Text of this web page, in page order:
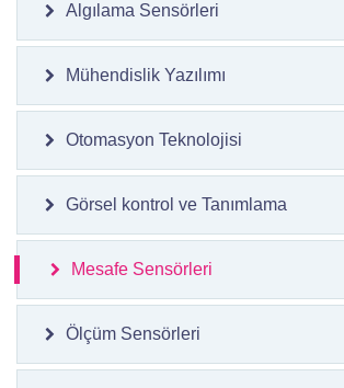
Algılama Sensörleri
Mühendislik Yazılımı
Otomasyon Teknolojisi
Görsel kontrol ve Tanımlama
Mesafe Sensörleri
Ölçüm Sensörleri